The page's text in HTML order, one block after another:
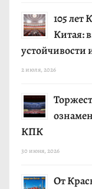
105
Китая:
устойчивости
2 июля, 2026
КПК
30 июня, 2026
От